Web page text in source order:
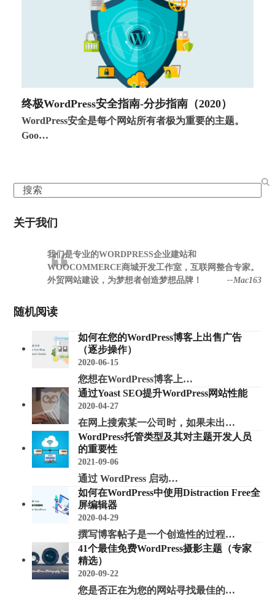
终极WordPress安全指南-分步指南（2020）
WordPress安全是每个网站所有者极为重要的主题。
Goo…
Search
关于我们
我们是专业的WORDPRESS企业建站和
WOOCOMMERCE商城开发工作室，互联网整合专家。
外贸网站建设，为梦想者创造梦想品牌！
--Mac163
随机阅读
如何在您的WordPress博客上出售广告
（逐步操作）
2020-06-15
您想在WordPress博客上…
通过Yoast SEO提升WordPress网站性能
2020-04-27
在网上搜索某一公司时，如果未出…
WordPress托管类型及其对主题开发人员
的重要性
2021-09-06
通过 WordPress 启动…
如何在WordPress中使用Distraction Free全
屏编辑器
2020-04-29
撰写博客帖子是一个创造性的过程…
41个最佳免费WordPress摄影主题（专家
精选）
2020-09-22
您是否正在为您的网站寻找最佳的…